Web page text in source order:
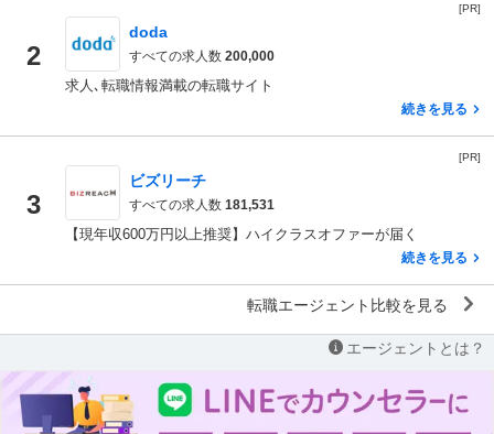
[PR]
2
doda
すべての求人数 200,000
求人､転職情報満載の転職サイト
続きを見る
[PR]
3
ビズリーチ
すべての求人数 181,531
【現年収600万円以上推奨】ハイクラスオファーが届く
続きを見る
転職エージェント比較を見る
エージェントとは？